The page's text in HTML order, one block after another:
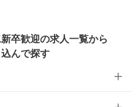
卒歓迎の求人一覧から
んで探す